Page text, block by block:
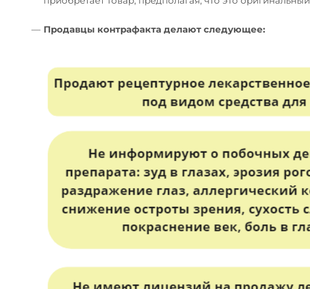
— Продавцы контрафакта делают следующее: